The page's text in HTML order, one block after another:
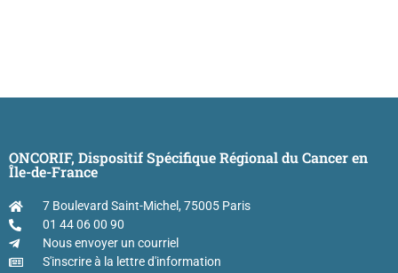
ONCORIF, Dispositif Spécifique Régional du Cancer en
Île-de-France
7 Boulevard Saint-Michel, 75005 Paris
01 44 06 00 90
Nous envoyer un courriel
S'inscrire à la lettre d'information